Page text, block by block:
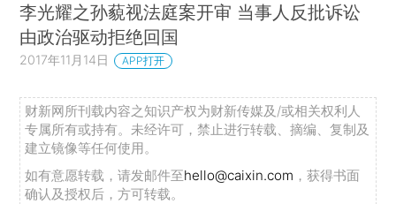
李光耀之孙藐视法庭案开审 当事人反批诉讼
由政治驱动拒绝回国
2017年11月14日 APP打开
财新网所刊载内容之知识产权为财新传媒及/或相关权利人
专属所有或持有。未经许可，禁止进行转载、摘编、复制及
建立镜像等任何使用。
如有意愿转载，请发邮件至hello@caixin.com ，获得书面
确认及授权后，方可转载。